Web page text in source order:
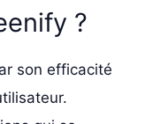
?
son efficacité